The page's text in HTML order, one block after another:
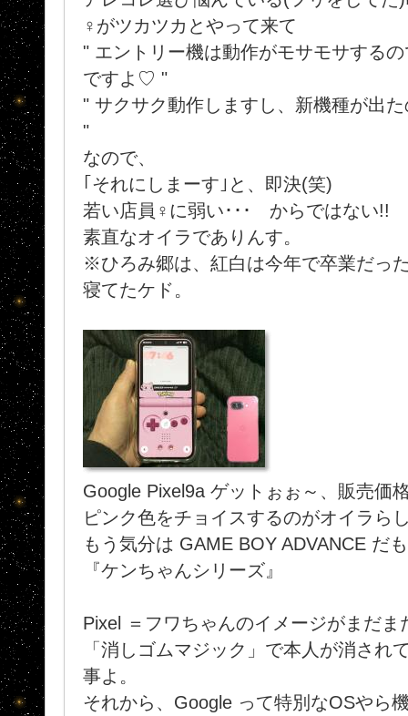
♀がツカツカとやって来て
" エントリー機は動作がモサモサする
ですよ♡ "
" サクサク動作しますし、新機種が出
"
なので、
｢それにしまーす｣と、即決(笑)
若い店員♀に弱い･･･ からではない!!
素直なオイラでありんす。
※ひろみ郷は、紅白は今年で卒業だっ
寝てたケド。
Google Pixel9a ゲットぉぉ～、販売価
ピンク色をチョイスするのがオイラら
もう気分は GAME BOY ADVANCE
『ケンちゃんシリーズ』
Pixel ＝フワちゃんのイメージがまだ
「消しゴムマジック」で本人が消され
事よ。
それから、Google って特別なOSやら